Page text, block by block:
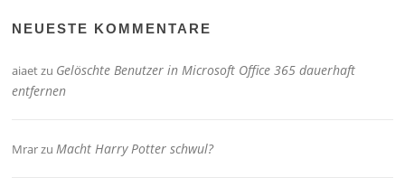
NEUESTE KOMMENTARE
aiaetzu Gelöschte Benutzer in Microsoft Office 365 dauerhaft
entfernen
MrarzuMacht Harry Potter schwul?